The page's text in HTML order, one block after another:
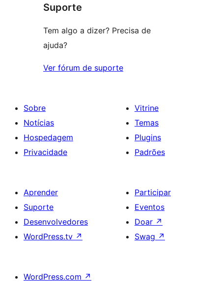
Suporte
Tem algo a dizer? Precisa de
ajuda?
Ver fórum de suporte
Sobre
Notícias
Hospedagem
Privacidade
Vitrine
Temas
Plugins
Padrões
Aprender
Suporte
Desenvolvedores
WordPress.tv ↗
Participar
Eventos
Doar ↗
Swag ↗
WordPress.com ↗